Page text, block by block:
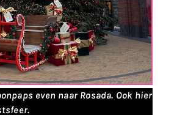
even naar Rosada. Ook hier